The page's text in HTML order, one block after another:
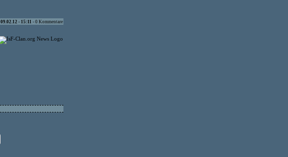
09.02.12 - 15:11 - 0 Kommentare